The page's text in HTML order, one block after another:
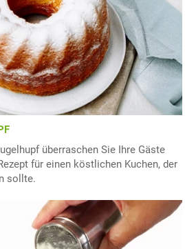
überraschen Sie Ihre Gäste
für einen köstlichen Kuchen, der
sollte.